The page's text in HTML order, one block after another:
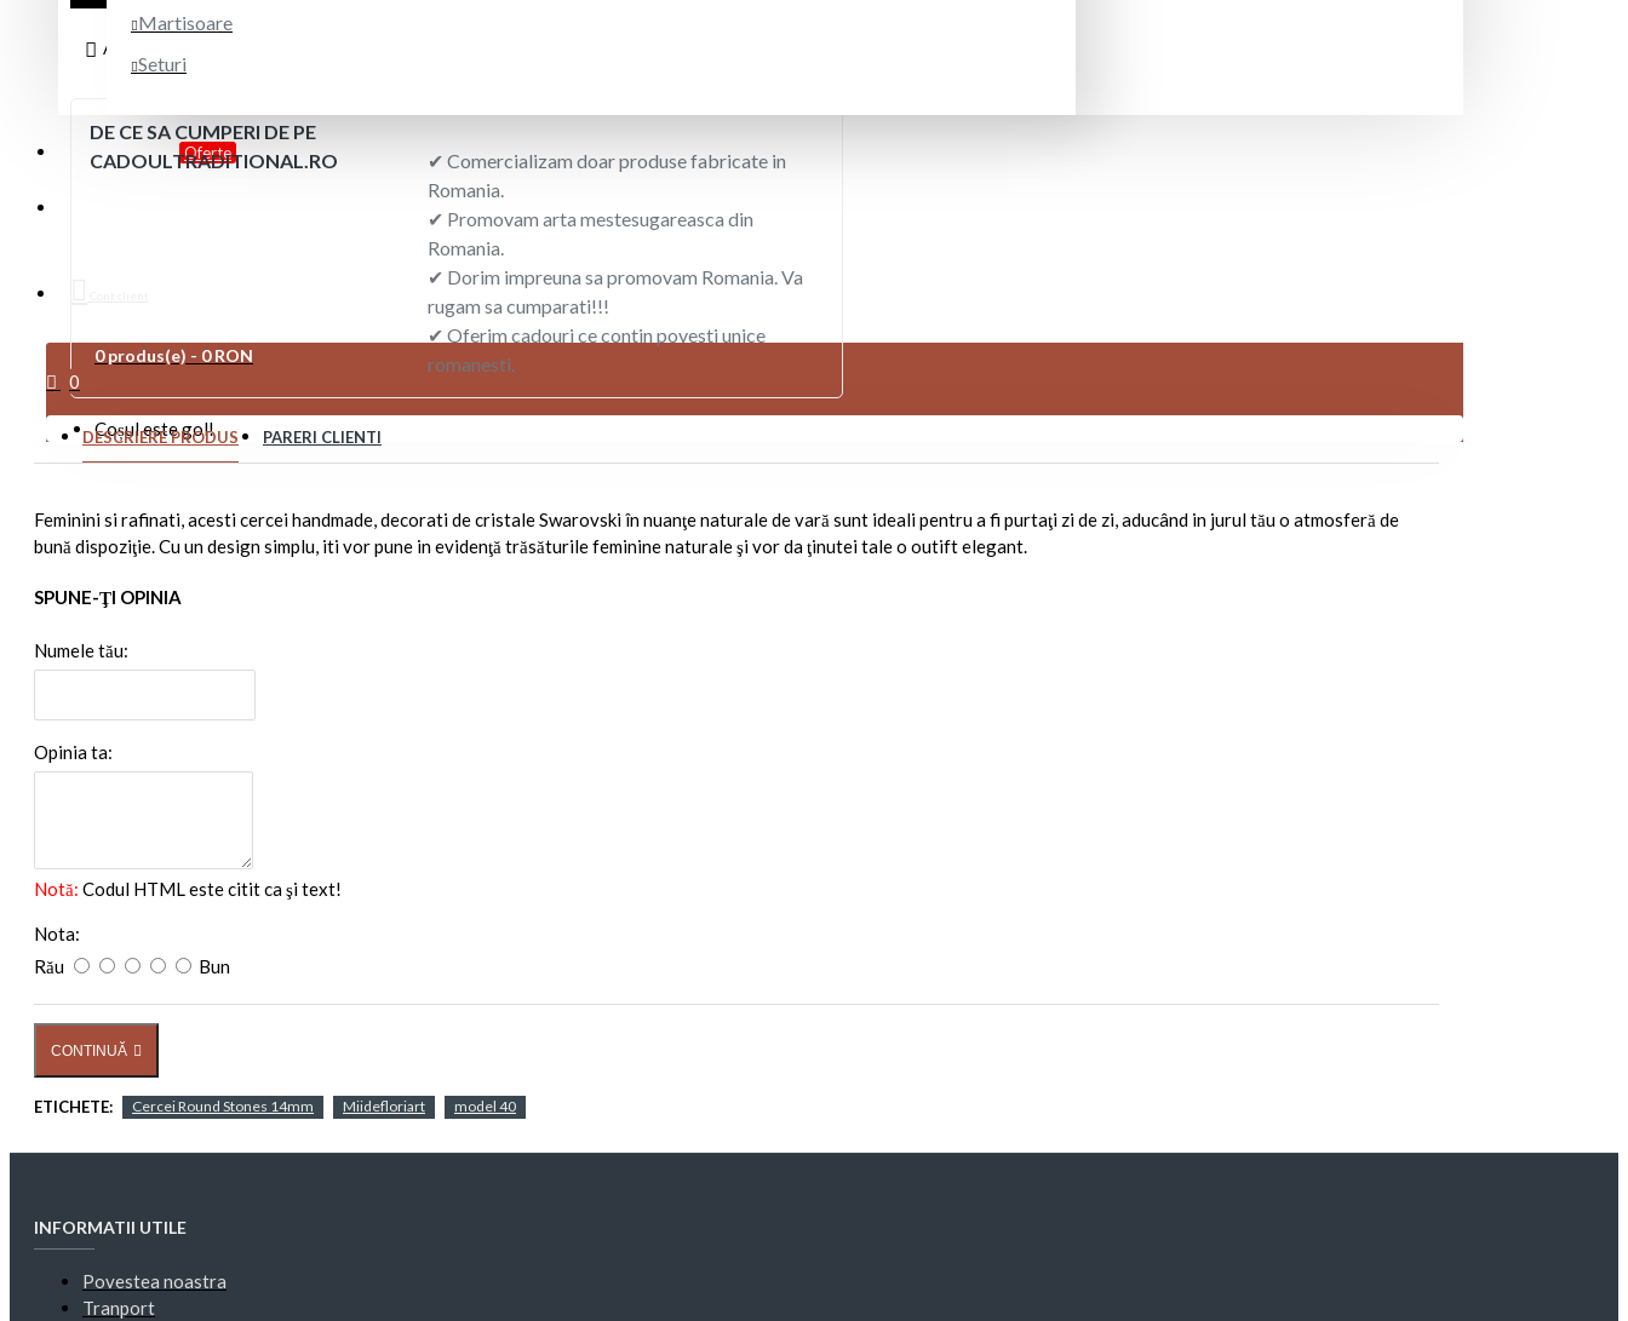
Martisoare
Seturi
PROMOTII Oferte
0 produs(e) - 0 RON
0
Coșul este gol!
ADAUGĂ IN WISHLIST
DE CE SA CUMPERI DE PE
CADOULTRADITIONAL.RO
✔ Comercializam doar produse fabricate in
Romania.
✔ Promovam arta mestesugareasca din
Romania.
✔ Dorim impreuna sa promovam Romania. Va
rugam sa cumparati!!!
✔ Oferim cadouri ce contin povesti unice
romanesti.
DESCRIERE PRODUS PARERI CLIENTI
Feminini si rafinati, acesti cercei handmade, decorati de cristale Swarovski în nuanţe naturale de vară sunt ideali pentru a fi purtaţi zi de zi, aducând in jurul tău o atmosferă de
bună dispoziţie. Cu un design simplu, iti vor pune in evidenţă trăsăturile feminine naturale şi vor da ţinutei tale o outift elegant.
SPUNE-ŢI OPINIA
Numele tău:
Opinia ta:
Notă: Codul HTML este citit ca şi text!
Nota:
Rău
Bun
CONTINUĂ
ETICHETE: Cercei Round Stones 14mm Miidefloriart model 40
INFORMATII UTILE
Povestea noastra
Tranport